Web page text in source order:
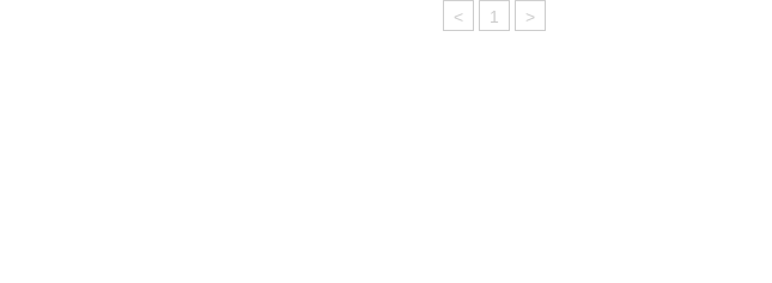
< 1 >